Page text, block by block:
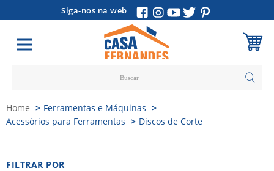
Siga-nos na web
Vazio
Home
Ferramentas e Máquinas
Acessórios para Ferramentas
Discos de Corte
FILTRAR POR